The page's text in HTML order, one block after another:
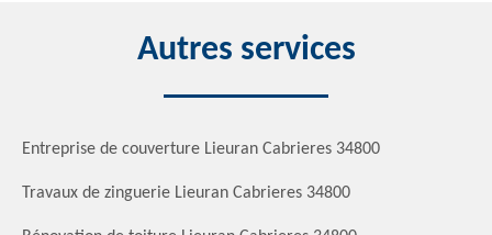
Autres services
Entreprise de couverture Lieuran Cabrieres 34800
Travaux de zinguerie Lieuran Cabrieres 34800